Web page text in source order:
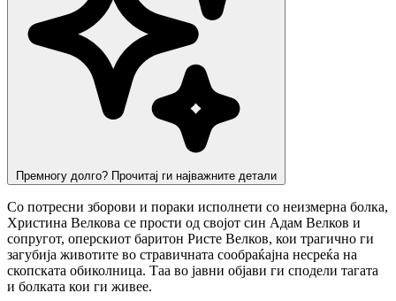
Премногу долго? Прочитај ги најважните детали
Со потресни зборови и пораки исполнети со неизмерна болка,
Христина Велкова се прости од својот син Адам Велков и
сопругот, оперскиот баритон Ристе Велков, кои трагично ги
загубија животите во стравичната сообраќајна несреќа на
скопската обиколница. Таа во јавни објави ги сподели тагата
и болката кои ги живее.